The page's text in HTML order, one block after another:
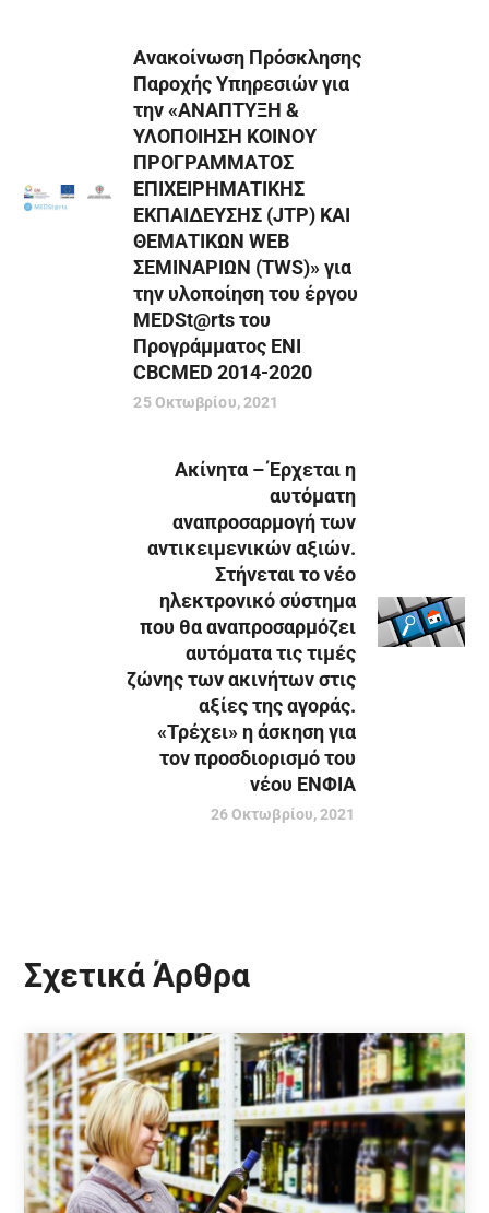
Ανακοίνωση Πρόσκλησης
Παροχής Υπηρεσιών για
την «ΑΝΑΠΤΥΞΗ &
ΥΛΟΠΟΙΗΣΗ ΚΟΙΝΟΥ
ΠΡΟΓΡΑΜΜΑΤΟΣ
ΕΠΙΧΕΙΡΗΜΑΤΙΚΗΣ
ΕΚΠΑΙΔΕΥΣΗΣ (JTP) ΚΑΙ
ΘΕΜΑΤΙΚΩΝ WEB
ΣΕΜΙΝΑΡΙΩΝ (TWS)» για
την υλοποίηση του έργου
MEDSt@rts του
Προγράμματος ENI
CBCMED 2014-2020
25 Οκτωβρίου, 2021
Ακίνητα – Έρχεται η
αυτόματη
αναπροσαρμογή των
αντικειμενικών αξιών.
Στήνεται το νέο
ηλεκτρονικό σύστημα
που θα αναπροσαρμόζει
αυτόματα τις τιμές
ζώνης των ακινήτων στις
αξίες της αγοράς.
«Τρέχει» η άσκηση για
τον προσδιορισμό του
νέου ΕΝΦΙΑ
26 Οκτωβρίου, 2021
Σχετικά Άρθρα